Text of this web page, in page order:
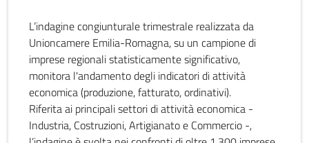
L’indagine congiunturale trimestrale realizzata da
Unioncamere Emilia-Romagna, su un campione di
imprese regionali statisticamente significativo,
monitora l'andamento degli indicatori di attività
economica (produzione, fatturato, ordinativi).
Riferita ai principali settori di attività economica -
Industria, Costruzioni, Artigianato e Commercio -,